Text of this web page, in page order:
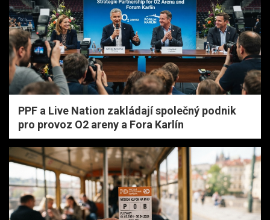
PPF a Live Nation zakládají společný podnik
pro provoz O2 areny a Fora Karlín